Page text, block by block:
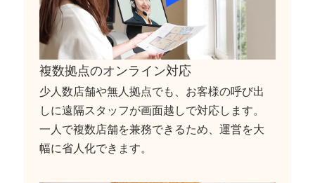
複数拠点のオンライン対応
少人数店舗や無人拠点でも、お客様の呼び出
しに遠隔スタッフが画面越しで対応します。
一人で複数店舗を兼務できるため、運営を大
幅に省人化できます。